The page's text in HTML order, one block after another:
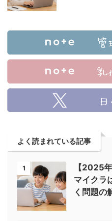
よく読まれている記事
1
【2025
マイクラ
く問題の